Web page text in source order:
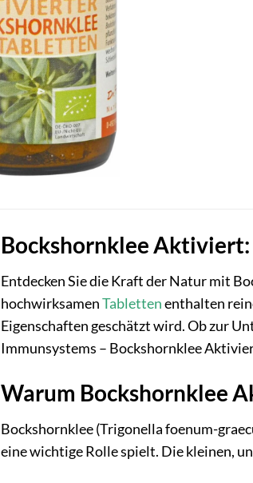
Bockshornklee
Entdecken Sie die Kraft der Natur mit
hochwirksamenTablettenenthalten
Eigenschaften geschätzt wird. Ob zur
Immunsystems – Bockshornklee
Warum Bockshornklee
Bockshornklee (Trigonella foenum-
eine wichtige Rolle spielt. Die kleinen,